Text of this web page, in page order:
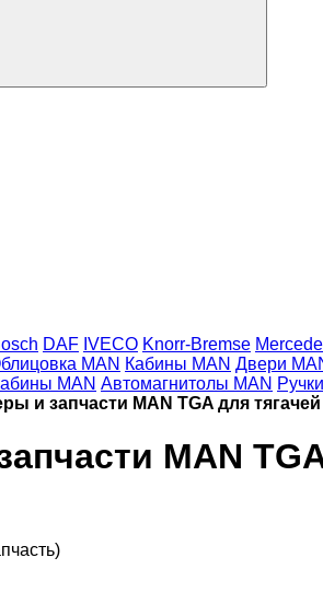
DAF IVECO Knorr-Bremse
MAN Кабины MAN Двери
MAN Автомагнитолы MAN
и запчасти MAN TGA для тягачей
MAN